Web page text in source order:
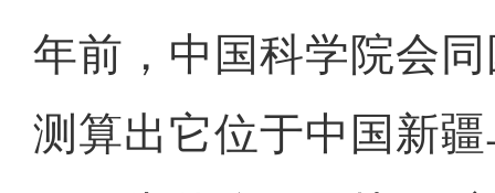
年前，中国科学院会
测算出它位于中国新